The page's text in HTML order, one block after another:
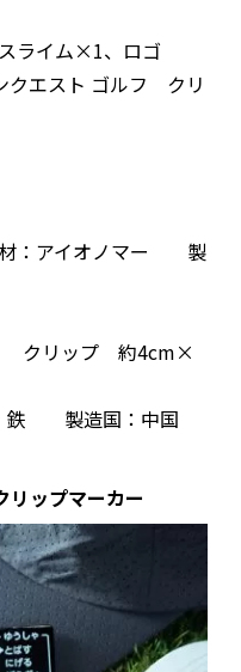
ライム×1、ロゴ
クエスト ゴルフ クリ
：アイオノマー 製
クリップ 約4cm×
鉄 製造国：中国
ップマーカー